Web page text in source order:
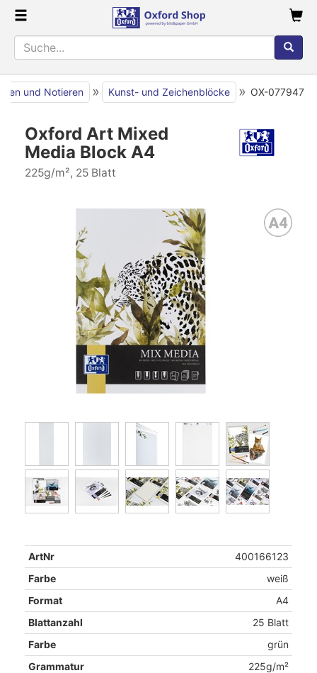
und Notieren » Kunst- und Zeichenblöcke » OX-077947
Oxford Art Mixed
Media Block A4
225g/m², 25 Blatt
ArtNr
400166123
Farbe
weiß
Format
A4
Blattanzahl
25 Blatt
Farbe
grün
Grammatur
225g/m²